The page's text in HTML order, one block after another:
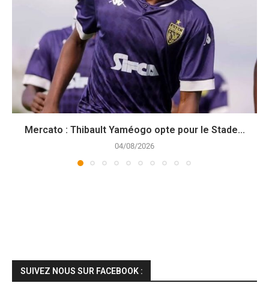
Mercato : Thibault Yaméogo opte pour le Stade...
04/08/2026
SUIVEZ NOUS SUR FACEBOOK :